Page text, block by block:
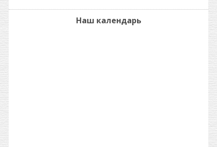
Наш календарь